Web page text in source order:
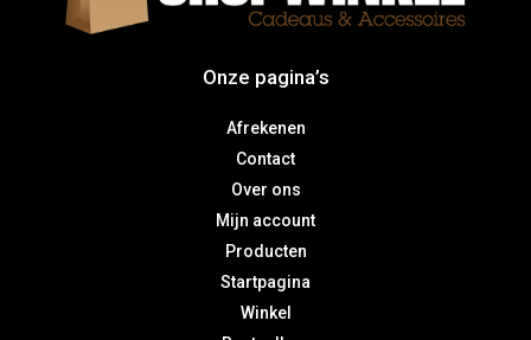
Onze pagina’s
Afrekenen
Contact
Over ons
Mijn account
Producten
Startpagina
Winkel